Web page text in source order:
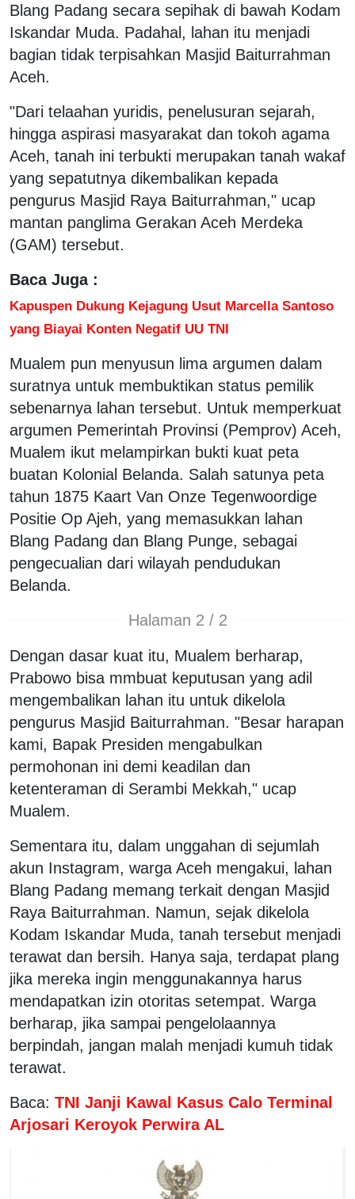
Blang Padang secara sepihak di bawah Kodam
Iskandar Muda. Padahal, lahan itu menjadi
bagian tidak terpisahkan Masjid Baiturrahman
Aceh.
"Dari telaahan yuridis, penelusuran sejarah,
hingga aspirasi masyarakat dan tokoh agama
Aceh, tanah ini terbukti merupakan tanah wakaf
yang sepatutnya dikembalikan kepada
pengurus Masjid Raya Baiturrahman," ucap
mantan panglima Gerakan Aceh Merdeka
(GAM) tersebut.
Baca Juga :
Kapuspen Dukung Kejagung Usut Marcella Santoso
yang Biayai Konten Negatif UU TNI
Mualem pun menyusun lima argumen dalam
suratnya untuk membuktikan status pemilik
sebenarnya lahan tersebut. Untuk memperkuat
argumen Pemerintah Provinsi (Pemprov) Aceh,
Mualem ikut melampirkan bukti kuat peta
buatan Kolonial Belanda. Salah satunya peta
tahun 1875 Kaart Van Onze Tegenwoordige
Positie Op Ajeh, yang memasukkan lahan
Blang Padang dan Blang Punge, sebagai
pengecualian dari wilayah pendudukan
Belanda.
Halaman 2 / 2
Dengan dasar kuat itu, Mualem berharap,
Prabowo bisa mmbuat keputusan yang adil
mengembalikan lahan itu untuk dikelola
pengurus Masjid Baiturrahman. "Besar harapan
kami, Bapak Presiden mengabulkan
permohonan ini demi keadilan dan
ketenteraman di Serambi Mekkah," ucap
Mualem.
Sementara itu, dalam unggahan di sejumlah
akun Instagram, warga Aceh mengakui, lahan
Blang Padang memang terkait dengan Masjid
Raya Baiturrahman. Namun, sejak dikelola
Kodam Iskandar Muda, tanah tersebut menjadi
terawat dan bersih. Hanya saja, terdapat plang
jika mereka ingin menggunakannya harus
mendapatkan izin otoritas setempat. Warga
berharap, jika sampai pengelolaannya
berpindah, jangan malah menjadi kumuh tidak
terawat.
Baca: TNI Janji Kawal Kasus Calo Terminal
Arjosari Keroyok Perwira AL